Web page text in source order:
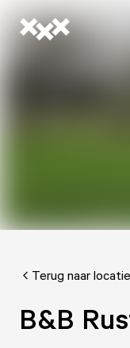
Terug naar
B&B